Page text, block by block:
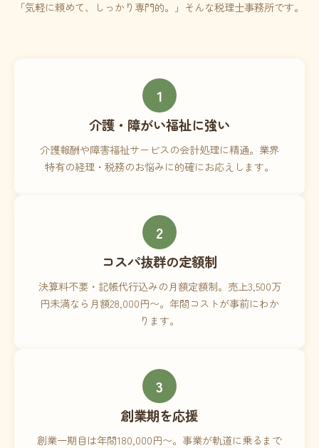
「気軽に頼めて、しっかり専門的。」そんな税理士事務所です。
1
介護・障がい福祉に強い
介護報酬や障害福祉サービスの会計処理に精通。業界
特有の経理・税務のお悩みに的確にお応えします。
2
コスパ抜群の定額制
決算料不要・記帳代行込みの月額定額制。売上3,500万
円未満なら月額28,000円〜。年間コストが事前にわか
ります。
3
創業期を応援
創業一期目は年間180,000円〜。事業が軌道に乗るまで